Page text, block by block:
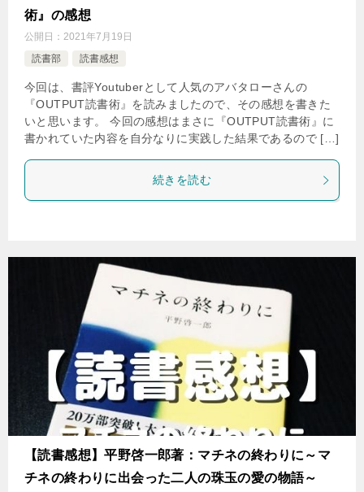
術』の感想
公開日： 2021年7月19日
読書部
読書感想
今回は、書評Youtuberとして人気のアバタローさんの
『OUTPUT読書術』を読みましたので、その感想を書きた
いと思います。 今回の感想はまさに『OUTPUT読書術』に
書かれていた内容を自分なりに実践した結果であるので […]
続きを読む
【読書感想】平野啓一郎著：マチネの終わりに～マ
チネの終わりに出会った二人の珠玉の愛の物語～